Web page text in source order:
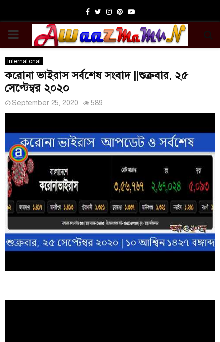
Facebook
TwitterInstagram
Pinterest
Youtube
PRIMARY
MENU
International
করোনা ভাইরাস সর্বশেষ সংবাদ ||শুক্রবার, ২৫
সেপ্টেম্বর ২০২০
September 25, 2020 589